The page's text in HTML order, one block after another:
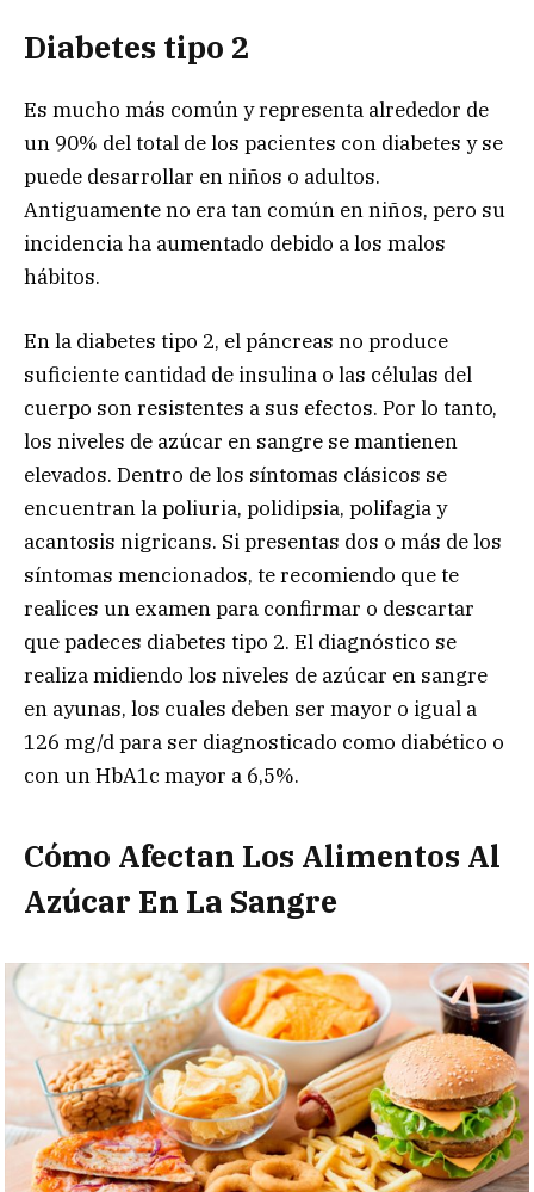
Diabetes tipo 2
Es mucho más común y representa alrededor de
un 90% del total de los pacientes con diabetes y se
puede desarrollar en niños o adultos.
Antiguamente no era tan común en niños, pero su
incidencia ha aumentado debido a los malos
hábitos.
En la diabetes tipo 2, el páncreas no produce
suficiente cantidad de insulina o las células del
cuerpo son resistentes a sus efectos. Por lo tanto,
los niveles de azúcar en sangre se mantienen
elevados. Dentro de los síntomas clásicos se
encuentran la poliuria, polidipsia, polifagia y
acantosis nigricans. Si presentas dos o más de los
síntomas mencionados, te recomiendo que te
realices un examen para confirmar o descartar
que padeces diabetes tipo 2. El diagnóstico se
realiza midiendo los niveles de azúcar en sangre
en ayunas, los cuales deben ser mayor o igual a
126 mg/d para ser diagnosticado como diabético o
con un HbA1c mayor a 6,5%.
Cómo Afectan Los Alimentos Al
Azúcar En La Sangre